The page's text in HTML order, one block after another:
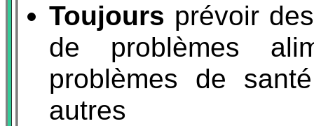
Toujours prévoir
de problèmes
problèmes de
autres